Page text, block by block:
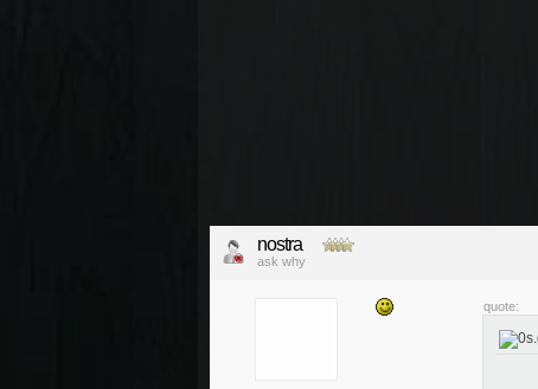
nostra
ask why
quote: